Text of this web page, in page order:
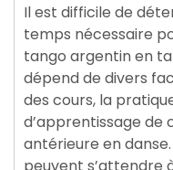
Il est difficile de
temps nécessaire
tango argentin en
dépend de divers
des cours, la
d’apprentissage de
antérieure en
peuvent s’attendre